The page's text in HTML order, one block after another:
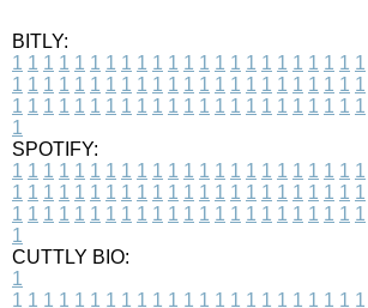
BITLY:
1 1 1 1 1 1 1 1 1 1 1 1 1 1 1 1 1 1 1 1 1 1 1
1 1 1 1 1 1 1 1 1 1 1 1 1 1 1 1 1 1 1 1 1 1 1
1 1 1 1 1 1 1 1 1 1 1 1 1 1 1 1 1 1 1 1 1 1 1
1
SPOTIFY:
1 1 1 1 1 1 1 1 1 1 1 1 1 1 1 1 1 1 1 1 1 1 1
1 1 1 1 1 1 1 1 1 1 1 1 1 1 1 1 1 1 1 1 1 1 1
1 1 1 1 1 1 1 1 1 1 1 1 1 1 1 1 1 1 1 1 1 1 1
1
CUTTLY BIO:
1
1 1 1 1 1 1 1 1 1 1 1 1 1 1 1 1 1 1 1 1 1 1 1